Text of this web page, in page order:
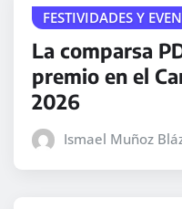
FESTIVIDADES Y
La comparsa
premio en el
2026
Ismael Muñoz